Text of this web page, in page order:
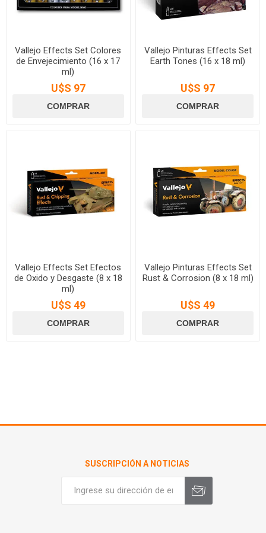
Vallejo Effects Set Colores
de Envejecimiento (16 x 17
ml)
U$S 97
Vallejo Pinturas Effects Set
Earth Tones (16 x 18 ml)
U$S 97
Vallejo Effects Set Efectos
de Oxido y Desgaste (8 x 18
ml)
U$S 49
Vallejo Pinturas Effects Set
Rust & Corrosion (8 x 18 ml)
U$S 49
SUSCRIPCIÓN A NOTICIAS